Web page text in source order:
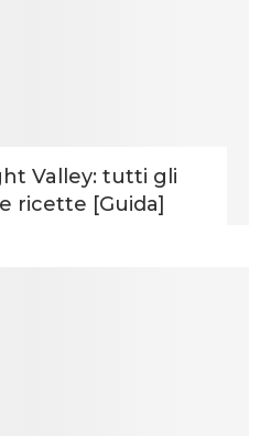
Valley: tutti gli
ricette [Guida]